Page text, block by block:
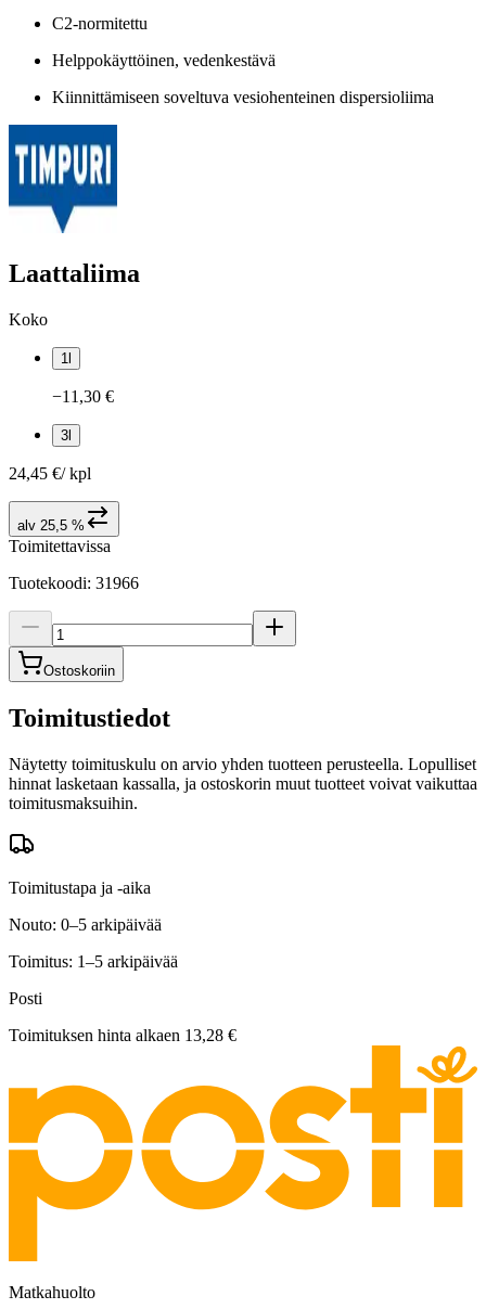
C2-normitettu
Helppokäyttöinen, vedenkestävä
Kiinnittämiseen soveltuva vesiohenteinen dispersioliima
Laattaliima
Koko
1l
−11,30 €
3l
24,45 €/ kpl
alv 25,5 %
Toimitettavissa
Tuotekoodi: 31966
Ostoskoriin
Toimitustiedot
Näytetty toimituskulu on arvio yhden tuotteen perusteella. Lopulliset
hinnat lasketaan kassalla, ja ostoskorin muut tuotteet voivat vaikuttaa
toimitusmaksuihin.
Toimitustapa ja -aika
Nouto: 0–5 arkipäivää
Toimitus: 1–5 arkipäivää
Posti
Toimituksen hinta alkaen 13,28 €
Matkahuolto